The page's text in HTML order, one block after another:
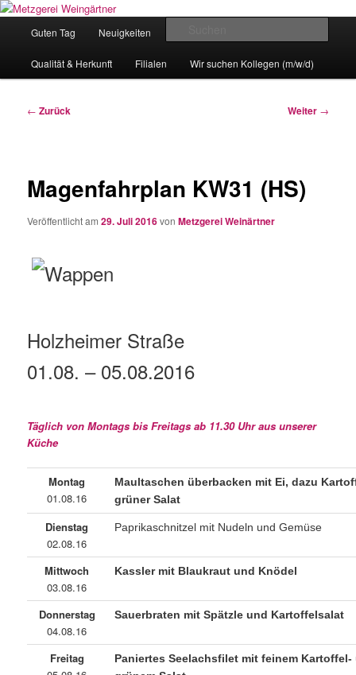
Zum
wechseln
Metzgerei Weingärtner
Eislingens leckere Adresse
Guten Tag Neuigkeiten
Qualität & Herkunft Filialen Wir suchen Kollegen (m/w/d)
Beitragsnavigation
← Zurück Weiter →
Magenfahrplan KW31 (HS)
Veröffentlicht am29. Juli 2016vonMetzgerei Weinärtner
Holzheimer Straße
01.08. – 05.08.2016
Täglich von Montags bis Freitags ab 11.30 Uhr aus unserer
Küche
Montag
01.08.16
Maultaschen überbacken mit Ei, dazu
grüner Salat
Dienstag
02.08.16
Paprikaschnitzel mit Nudeln und Gemüse
Mittwoch
03.08.16
Kassler mit Blaukraut und Knödel
Donnerstag
04.08.16
Sauerbraten mit Spätzle und Kartoffelsalat
Freitag
Paniertes Seelachsfilet mit feinem Kartoffel-